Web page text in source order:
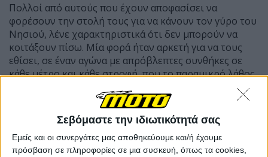
Σεβόμαστε την ιδιωτικότητά σας
Εμείς και οι συνεργάτες μας αποθηκεύουμε και/ή έχουμε
πρόσβαση σε πληροφορίες σε μια συσκευή, όπως τα cookies,
Πολλοί από αυτούς που έχουν αποφασίσει να
φορέσουν την στολή τους για να κάνουν τον γύρο του
Νησιού, λένε χαρακτηριστικά ότι δεν μπορούν να
κοιτάξουν πίσω. Μία φορά ήταν αρκετή για να τους
εθίσει, σε έναν αγώνα με απρόβλεπτες συνθήκες σε
κάθε μέτρο και κάθε στροφή, που το παραμικρό λάθος
μπορεί να τους οδηγήσει στον θάνατο. Εμείς έχουμε
γνωρίσει μερικούς από τους πιο γνωστούς
αγωνιζόμενους, μεταξύ των οποίων οι John
McGuinness, Peter Hickman και Michael Dunlop,
συνέντευξη του τελευταίου μάλιστα έχει δημοσιευτεί
στο τεύχος MOTO που κυκλοφορεί, με αφορμή την